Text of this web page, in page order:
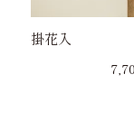
掛花入